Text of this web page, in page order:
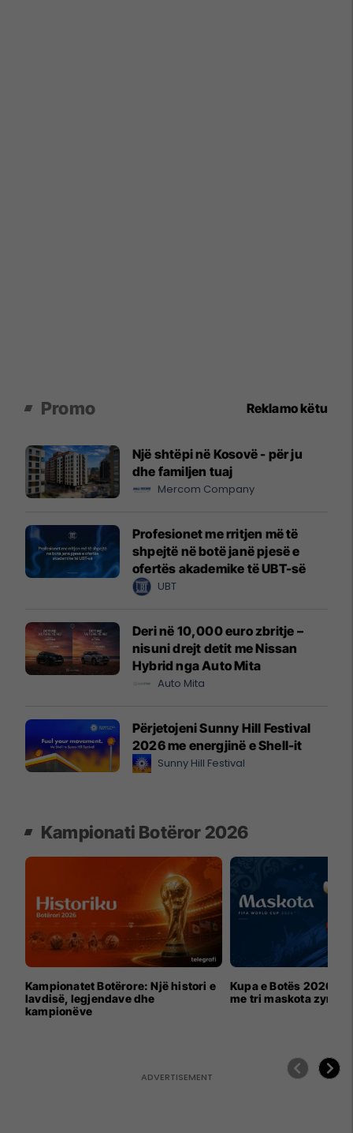
Promo Reklamo këtu
Një shtëpi në Kosovë - për ju
dhe familjen tuaj
Mercom Company
Profesionet me rritjen më të
shpejtë në botë janë pjesë e
ofertës akademike të UBT-së
UBT
Deri në 10,000 euro zbritje –
nisuni drejt detit me Nissan
Hybrid nga Auto Mita
Auto Mita
Përjetojeni Sunny Hill Festival
2026 me energjinë e Shell-it
Sunny Hill Festival
Kampionati Botëror 2026
Kampionatet Botërore: Një histori e
lavdisë, legjendave dhe
kampionëve
Kupa e Botës 2026
me tri maskota zyrtare